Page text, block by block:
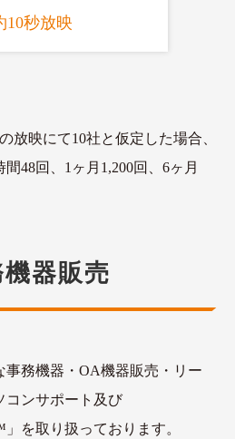
10秒放映
映にて10社と仮定した場合、
48回、1ヶ月1,200回、6ヶ月
器販売
事務機器・OA機器販売・リー
コンサポート及び
を取り扱っております。